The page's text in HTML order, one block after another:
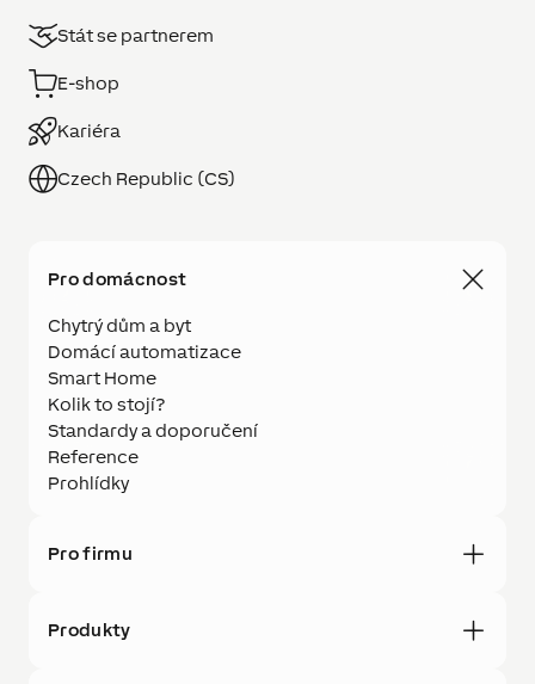
Stát se partnerem
E-shop
Kariéra
Czech Republic (CS)
Pro domácnost
Chytrý dům a byt
Domácí automatizace
Smart Home
Kolik to stojí?
Standardy a doporučení
Reference
Prohlídky
Pro firmu
Produkty